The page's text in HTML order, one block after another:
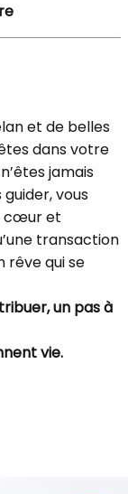
et de belles
dans votre
jamais
vous
cœur et
transaction
rêve qui se
un pas à
vie.